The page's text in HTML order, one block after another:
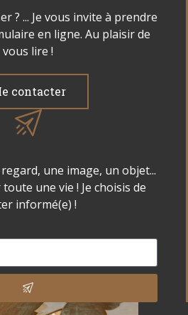
? ... Je vous invite à prendre
en ligne. Au plaisir de
vous lire !
contacter
une image, un objet...
une vie ! Je choisis de
informé(e) !